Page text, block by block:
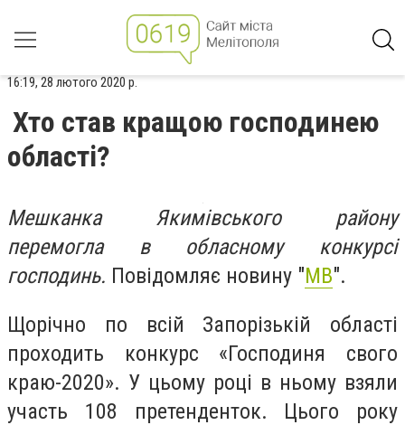
16:19, 28 лютого 2020 р.
Хто став кращою господинею
області?
Мешканка Якимівського району
перемогла в обласному конкурсі
господинь. Повідомляє новину "МВ".
Щорічно по всій Запорізькій області
проходить конкурс «Господиня свого
краю-2020». У цьому році в ньому взяли
участь 108 претенденток. Цього року